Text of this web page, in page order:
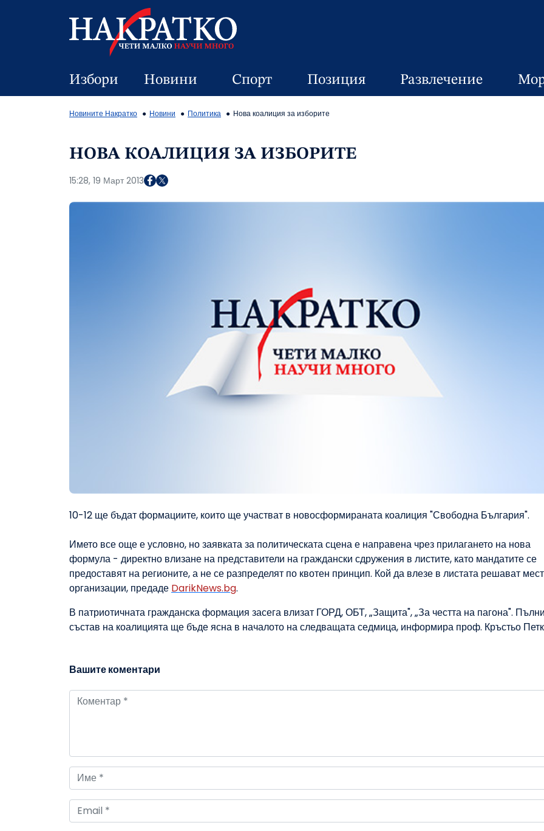
Избори Новини Спорт Позиция Развлечение
Новините Накратко Новини Политика Нова коалиция за изборите
НОВА КОАЛИЦИЯ ЗА ИЗБОРИТЕ
15:28, 19 Март 2013
10-12 ще бъдат формациите, които ще участват в новосформираната коалиция "Свободна България".
Името все още е условно, но заявката за политическата сцена е направена чрез прилагането на нова
формула - директно влизане на представители на граждански сдружения в листите, като мандатите се
предоставят на регионите, а не се разпределят по квотен принцип. Кой да влезе в листата решават
организации, предаде DarikNews.bg.
В патриотичната гражданска формация засега влизат ГОРД, ОБТ, „Защита", „За честта на пагона".
състав на коалицията ще бъде ясна в началото на следващата седмица, информира проф. Кръстьо
Вашите коментари